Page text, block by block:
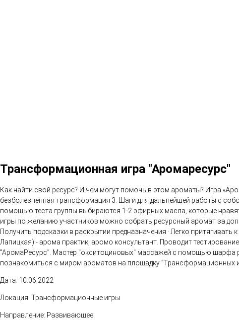
Трансформационная игра "Аромаресурс"
Как найти свой ресурс? И чем могут помочь в этом ароматы? Игра
безболезненная трансформация 3. Шаги для дальнейшей работы с
помощью теста группы выбираются 1-2 эфирных масла, которые
игры по желанию участников можно собрать ресурсный аромат за
Получить подсказки в раскрытии предназначения · Легко
Лапицкая) - арома практик, аромо консультант. Проводит
"АромаРесурс". Мастер "окситоциновых" массажей с помощью шарфа
познакомиться с миром ароматов на площадку “Трансформационных
Дата: 10.06.2022
Локация: Трансформационные игры
Направление: Развивающее